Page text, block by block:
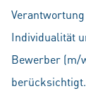
Individualität
Bewerber (m/
berücksichtigt.